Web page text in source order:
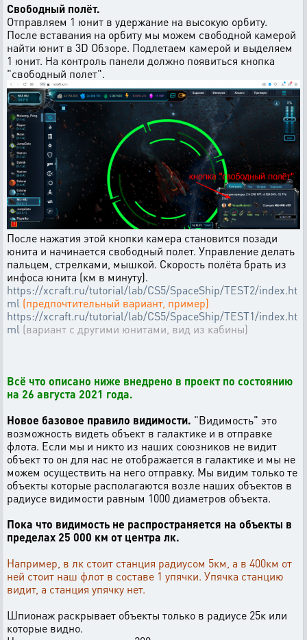
Свободный полёт.
Отправляем 1 юнит в удержание на высокую орбиту.
После вставания на орбиту мы можем свободной камерой
найти юнит в 3D Обзоре. Подлетаем камерой и выделяем
1 юнит. На контроль панели должно появиться кнопка
"свободный полет".
После нажатия этой кнопки камера становится позади
юнита и начинается свободный полет. Управление делать
пальцем, стрелками, мышкой. Скорость полёта брать из
инфоса юнита (км в минуту).
https://xcraft.ru/tutorial/lab/CS5/SpaceShip/TEST2/index.ht
ml (предпочтительный вариант, пример)
https://xcraft.ru/tutorial/lab/CS5/SpaceShip/TEST1/index.ht
ml (вариант с другими юнитами, вид из кабины)
Всё что описано ниже внедрено в проект по состоянию
на 26 августа 2021 года.
Новое базовое правило видимости. "Видимость" это
возможность видеть объект в галактике и в отправке
флота. Если мы и никто из наших союзников не видит
объект то он для нас не отображается в галактике и мы не
можем осуществить на него отправку. Мы видим только те
объекты которые располагаются возле наших объектов в
радиусе видимости равным 1000 диаметров объекта.
Пока что видимость не распространяется на объекты в
пределах 25 000 км от центра лк.
Например, в лк стоит станция радиусом 5км, а в 400км от
ней стоит наш флот в составе 1 упячки. Упячка станцию
видит, а станция упячку нет.
Шпионаж раскрывает объекты только в радиусе 25к или
которые видно.